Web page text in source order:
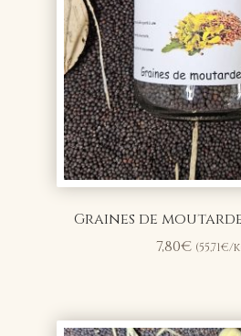
Graines de
7,80€ (55,71€/